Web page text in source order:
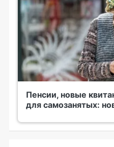
Пенсии, новые
для самозанятых: